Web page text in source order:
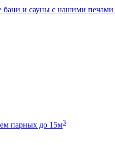
бани и сауны с нашими печами
парных до 15м3